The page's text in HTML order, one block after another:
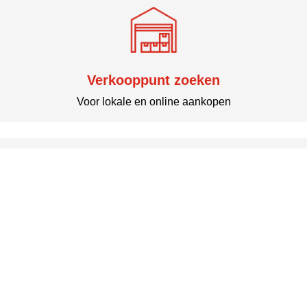
Verkooppunt zoeken
Voor lokale en online aankopen
Neem contact met ons op